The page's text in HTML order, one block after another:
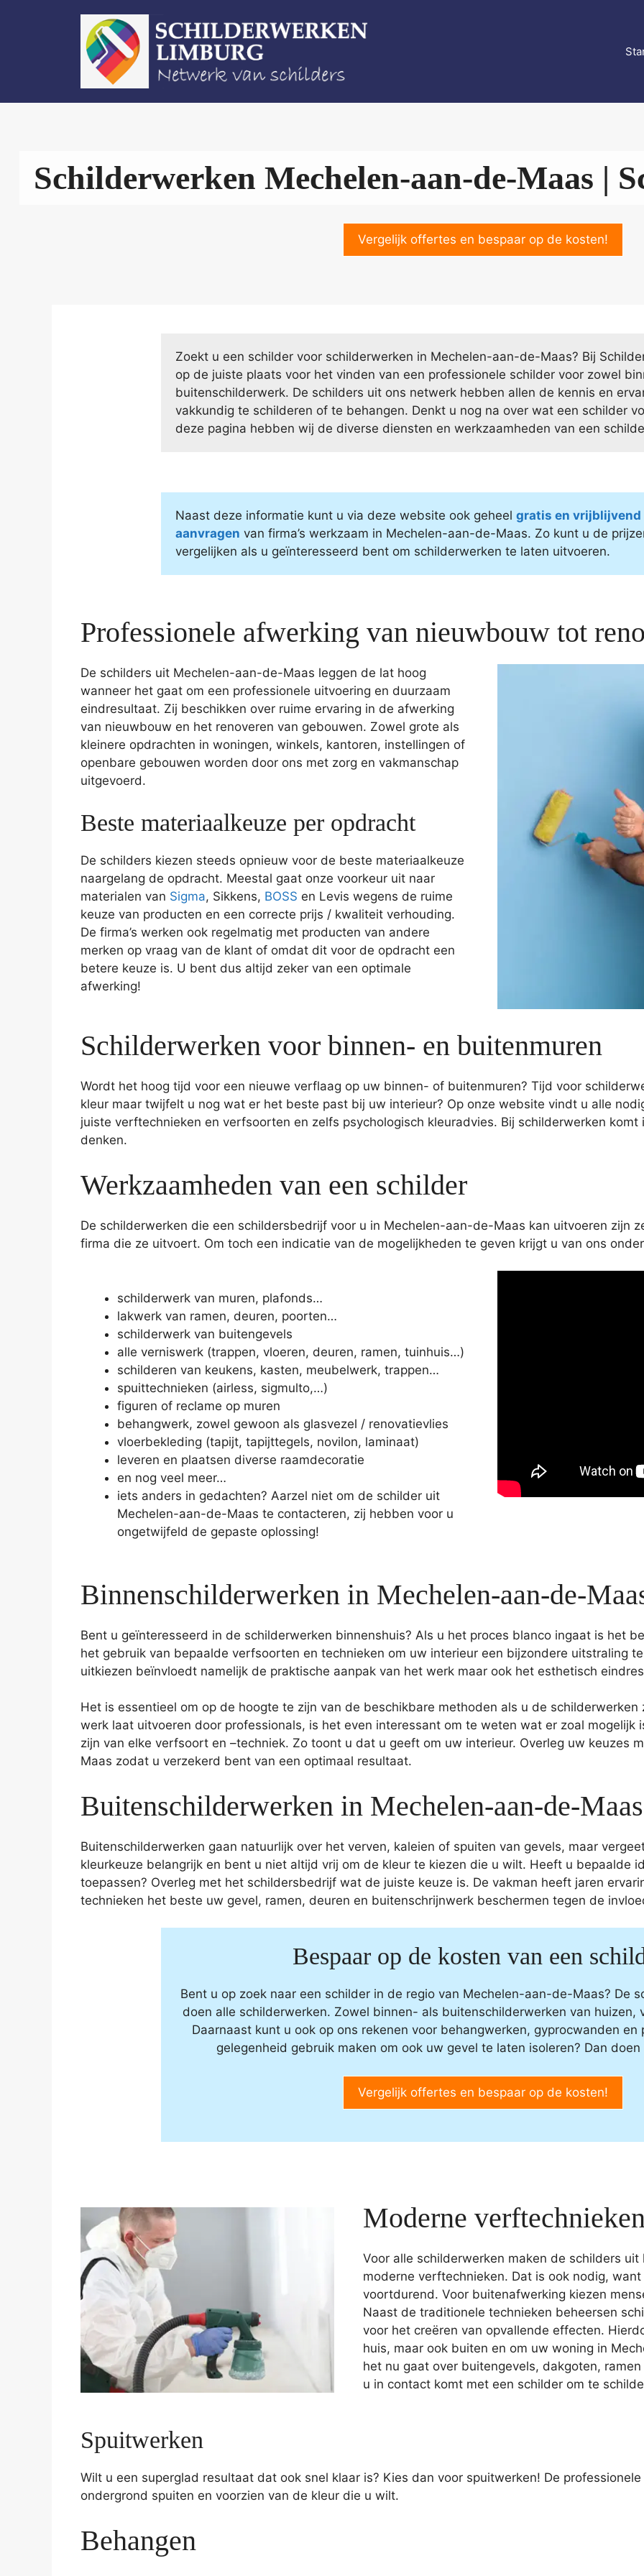
Schilderwerken Mechelen-aan-de-Maas |
Vergelijk offertes en bespaar op de kosten!
Zoekt u een schilder voor schilderwerken in Mechelen-aan-de-Maas? Bij
op de juiste plaats voor het vinden van een professionele schilder voor zowel
buitenschilderwerk. De schilders uit ons netwerk hebben allen de kennis en
vakkundig te schilderen of te behangen. Denkt u nog na over wat een schilder
deze pagina hebben wij de diverse diensten en werkzaamheden van een
Naast deze informatie kunt u via deze website ook geheel gratis en
aanvragen van firma’s werkzaam in Mechelen-aan-de-Maas. Zo kunt u de
vergelijken als u geïnteresseerd bent om schilderwerken te laten uitvoeren.
Professionele afwerking van nieuwbouw tot
De schilders uit Mechelen-aan-de-Maas leggen de lat hoog
wanneer het gaat om een professionele uitvoering en duurzaam
eindresultaat. Zij beschikken over ruime ervaring in de afwerking
van nieuwbouw en het renoveren van gebouwen. Zowel grote als
kleinere opdrachten in woningen, winkels, kantoren, instellingen of
openbare gebouwen worden door ons met zorg en vakmanschap
uitgevoerd.
Beste materiaalkeuze per opdracht
De schilders kiezen steeds opnieuw voor de beste materiaalkeuze
naargelang de opdracht. Meestal gaat onze voorkeur uit naar
materialen van Sigma, Sikkens, BOSS en Levis wegens de ruime
keuze van producten en een correcte prijs / kwaliteit verhouding.
De firma’s werken ook regelmatig met producten van andere
merken op vraag van de klant of omdat dit voor de opdracht een
betere keuze is. U bent dus altijd zeker van een optimale
afwerking!
Schilderwerken voor binnen- en buitenmuren
Wordt het hoog tijd voor een nieuwe verflaag op uw binnen- of buitenmuren? Tijd voor
kleur maar twijfelt u nog wat er het beste past bij uw interieur? Op onze website vindt u alle
juiste verftechnieken en verfsoorten en zelfs psychologisch kleuradvies. Bij schilderwerken
denken.
Werkzaamheden van een schilder
De schilderwerken die een schildersbedrijf voor u in Mechelen-aan-de-Maas kan uitvoeren zijn
firma die ze uitvoert. Om toch een indicatie van de mogelijkheden te geven krijgt u van ons
schilderwerk van muren, plafonds…
lakwerk van ramen, deuren, poorten…
schilderwerk van buitengevels
alle verniswerk (trappen, vloeren, deuren, ramen, tuinhuis…)
schilderen van keukens, kasten, meubelwerk, trappen…
spuittechnieken (airless, sigmulto,…)
figuren of reclame op muren
behangwerk, zowel gewoon als glasvezel / renovatievlies
vloerbekleding (tapijt, tapijttegels, novilon, laminaat)
leveren en plaatsen diverse raamdecoratie
en nog veel meer…
iets anders in gedachten? Aarzel niet om de schilder uit
Mechelen-aan-de-Maas te contacteren, zij hebben voor u
ongetwijfeld de gepaste oplossing!
Binnenschilderwerken in Mechelen-aan-de-
Bent u geïnteresseerd in de schilderwerken binnenshuis? Als u het proces blanco ingaat is het
het gebruik van bepaalde verfsoorten en technieken om uw interieur een bijzondere uitstraling
uitkiezen beïnvloedt namelijk de praktische aanpak van het werk maar ook het esthetisch
Het is essentieel om op de hoogte te zijn van de beschikbare methoden als u de
werk laat uitvoeren door professionals, is het even interessant om te weten wat er zoal mogelijk
zijn van elke verfsoort en –techniek. Zo toont u dat u geeft om uw interieur. Overleg uw keuzes
Maas zodat u verzekerd bent van een optimaal resultaat.
Buitenschilderwerken in Mechelen-aan-de-Maas
Buitenschilderwerken gaan natuurlijk over het verven, kaleien of spuiten van gevels, maar
kleurkeuze belangrijk en bent u niet altijd vrij om de kleur te kiezen die u wilt. Heeft u bepaalde
toepassen? Overleg met het schildersbedrijf wat de juiste keuze is. De vakman heeft jaren
technieken het beste uw gevel, ramen, deuren en buitenschrijnwerk beschermen tegen de
Bespaar op de kosten van een
Bent u op zoek naar een schilder in de regio van Mechelen-aan-de-Maas? De
doen alle schilderwerken. Zowel binnen- als buitenschilderwerken van huizen,
Daarnaast kunt u ook op ons rekenen voor behangwerken, gyprocwanden
gelegenheid gebruik maken om ook uw gevel te laten isoleren? Dan
Vergelijk offertes en bespaar op de kosten!
Moderne
Voor alle schilderwerken maken de schilders
moderne verftechnieken. Dat is ook nodig,
voortdurend. Voor buitenafwerking kiezen
Naast de traditionele technieken beheersen
voor het creëren van opvallende effecten.
huis, maar ook buiten en om uw woning in
het nu gaat over buitengevels, dakgoten,
u in contact komt met een schilder om te
Spuitwerken
Wilt u een superglad resultaat dat ook snel klaar is? Kies dan voor spuitwerken! De
ondergrond spuiten en voorzien van de kleur die u wilt.
Behangen